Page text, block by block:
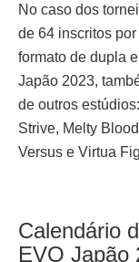
No caso dos
de 64 inscritos
formato de dupla
Japão 2023,
de outros
Strive, Melty
Versus e Virtua
Calendário
EVO Japão